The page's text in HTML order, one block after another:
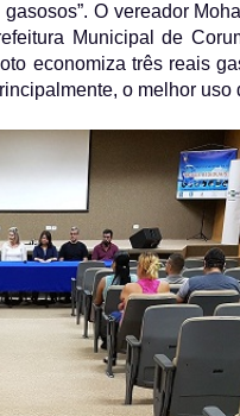
O vereador
Municipal de
economiza três reais
o melhor uso